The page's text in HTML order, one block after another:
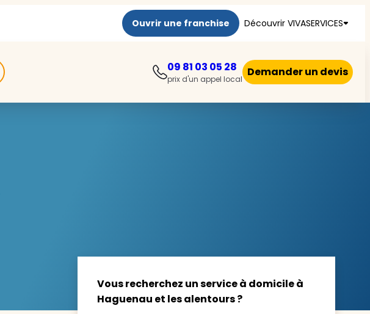
Ouvrir une franchise Découvrir VIVASERVICES
09 81 03 05 28
prix d'un appel local
Demander un devis
Vous recherchez un service à domicile à
Haguenau et les alentours ?